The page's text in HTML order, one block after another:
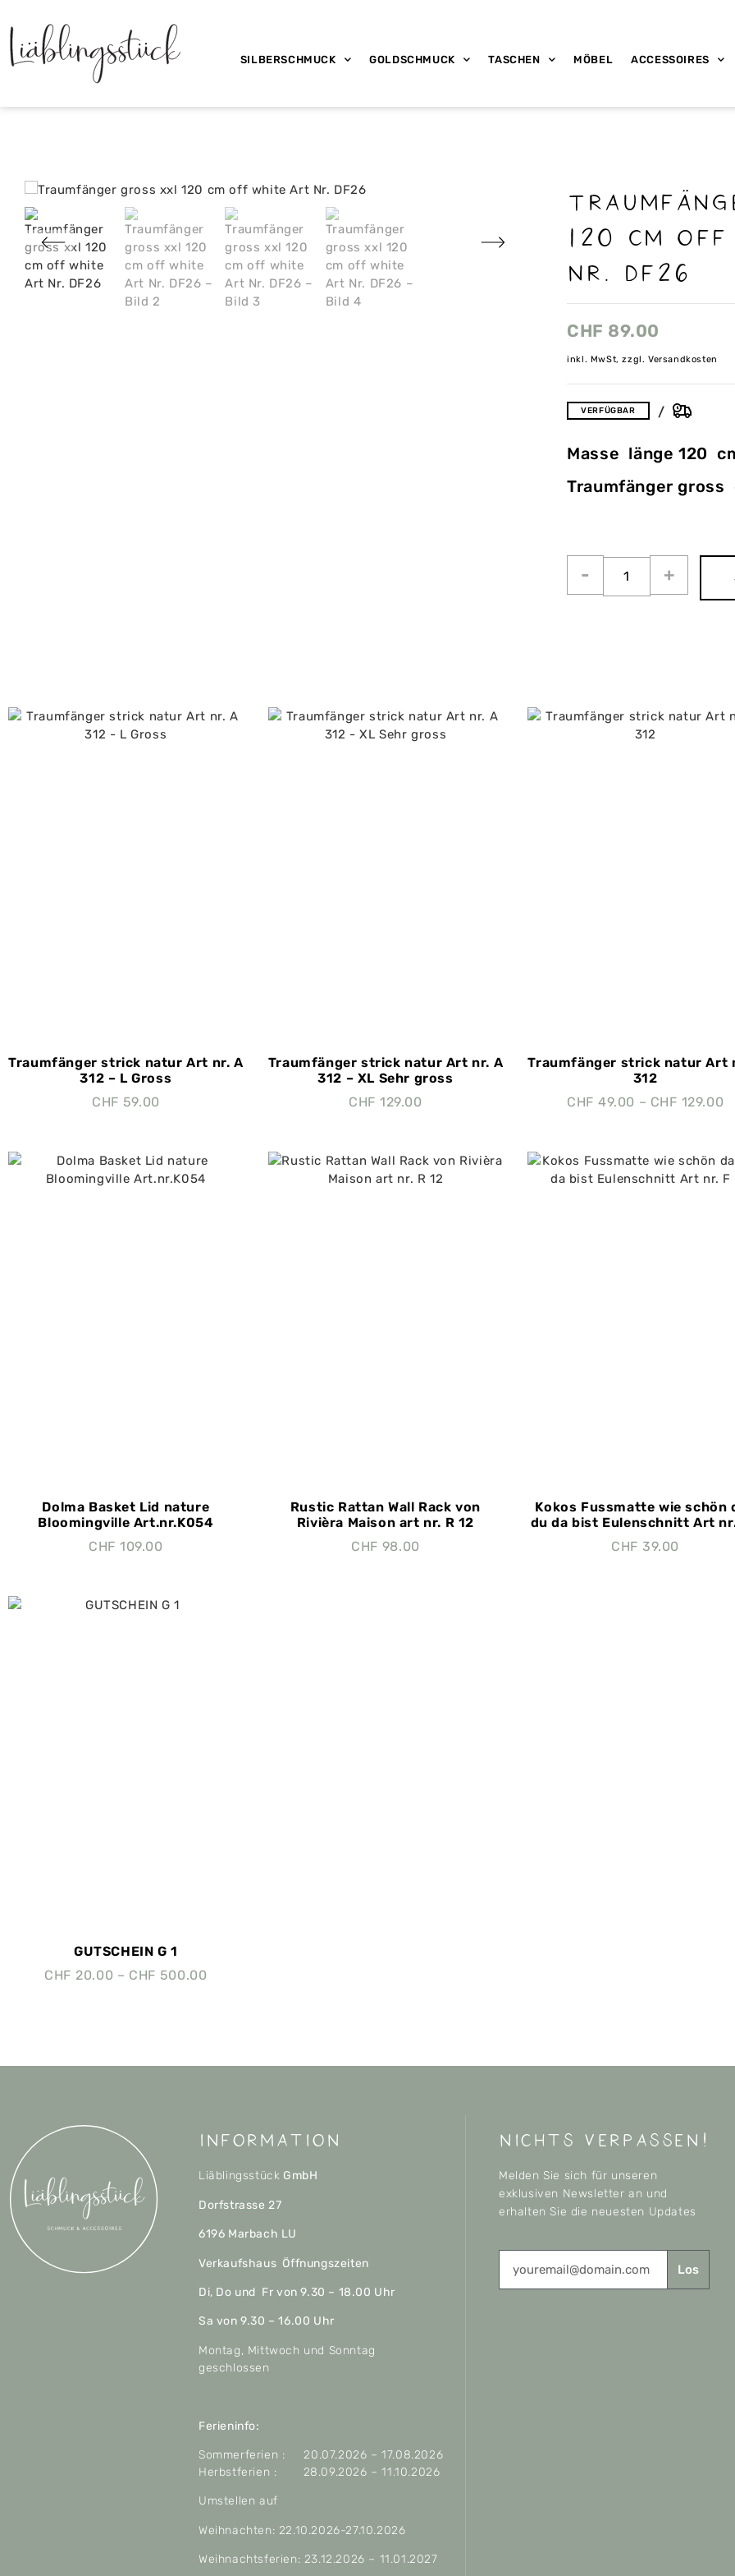
SILBERSCHMUCK GOLDSCHMUCK TASCHEN MÖBEL ACCESSOIRES
120 cm
Nr. DF26
CHF 89.00
inkl. MwSt, zzgl. Versandkosten
VERFÜGBAR
Masse länge 120
Traumfänger gross
Traumfänger strick natur Art nr. A
312 – L Gross
CHF 59.00
Traumfänger strick natur Art nr. A
312 – XL Sehr gross
CHF 129.00
Traumfänger strick natur Art
312
CHF 49.00 – CHF 129.00
Dolma Basket Lid nature
Bloomingville Art.nr.K054
CHF 109.00
Rustic Rattan Wall Rack von
Rivièra Maison art nr. R 12
CHF 98.00
Kokos Fussmatte wie schön
du da bist Eulenschnitt Art
CHF 39.00
GUTSCHEIN G 1
CHF 20.00 – CHF 500.00
Information
Liäblingsstück GmbH
Dorfstrasse 27
6196 Marbach LU
Verkaufshaus Öffnungszeiten
Di, Do und Fr von 9.30 – 18.00 Uhr
Sa von 9.30 – 16.00 Uhr
Montag, Mittwoch und Sonntag
geschlossen
Ferieninfo:
Sommerferien : 20.07.2026 – 17.08.2026
Herbstferien : 28.09.2026 – 11.10.2026
Umstellen auf
Weihnachten: 22.10.2026-27.10.2026
Weihnachtsferien: 23.12.2026 – 11.01.2027
nichts verpassen!
Melden Sie sich für unseren
exklusiven Newsletter an und
erhalten Sie die neuesten Updates
Los